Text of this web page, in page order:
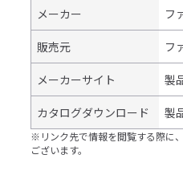
メーカー フ
販売元 フ
メーカーサイト 製
カタログダウンロード 製
※リンク先で情報を閲覧する際に
ございます。